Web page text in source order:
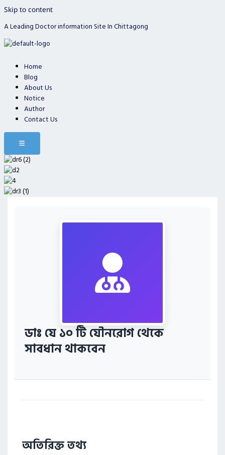
Skip to content
A Leading Doctor information Site In Chittagong
Home
Blog
About Us
Notice
Author
Contact Us
Hamburger Toggle Menu
ডাঃ যে ১০ টি যৌনরোগ থেকে
সাবধান থাকবেন
অতিরিক্ত তথ্য